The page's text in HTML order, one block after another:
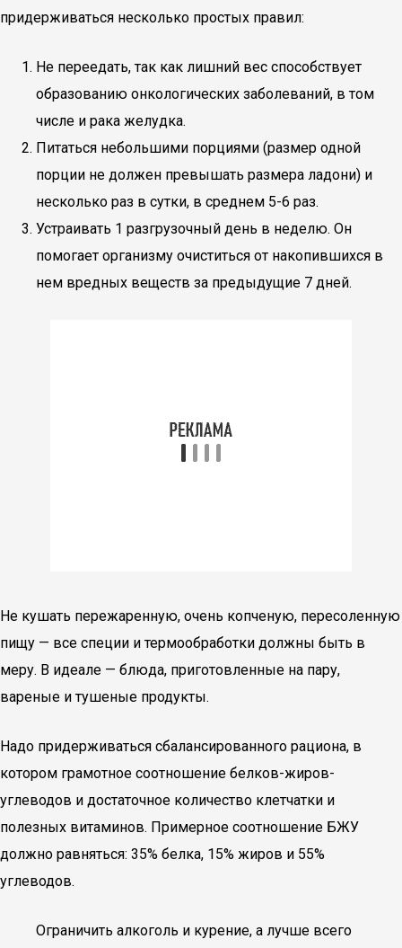
придерживаться несколько простых правил:
Не переедать, так как лишний вес способствует
образованию онкологических заболеваний, в том
числе и рака желудка.
Питаться небольшими порциями (размер одной
порции не должен превышать размера ладони) и
несколько раз в сутки, в среднем 5-6 раз.
Устраивать 1 разгрузочный день в неделю. Он
помогает организму очиститься от накопившихся в
нем вредных веществ за предыдущие 7 дней.
Не кушать пережаренную, очень копченую, пересоленную
пищу — все специи и термообработки должны быть в
меру. В идеале — блюда, приготовленные на пару,
вареные и тушеные продукты.
Надо придерживаться сбалансированного рациона, в
котором грамотное соотношение белков-жиров-
углеводов и достаточное количество клетчатки и
полезных витаминов. Примерное соотношение БЖУ
должно равняться: 35% белка, 15% жиров и 55%
углеводов.
Ограничить алкоголь и курение, а лучше всего